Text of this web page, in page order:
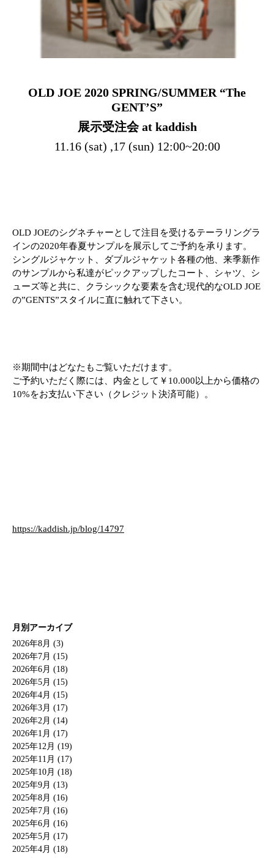
OLD JOE 2020 SPRING/SUMMER “The
GENT’S”
展示受注会 at kaddish
11.16 (sat) ,17 (sun) 12:00~20:00
OLD JOEのシグネチャーとして注目を受けるテーラリングラ
インの2020年春夏サンプルを展示してご予約を承ります。
シングルジャケット、ダブルジャケット各種の他、来季新作
のサンプルから私達がピックアップしたコート、シャツ、シ
ューズ等と共に、クラシックな要素を含む現代的なOLD JOE
の”GENTS”スタイルに直に触れて下さい。
※期間中はどなたもご覧いただけます。
ご予約いただく際には、内金として￥10.000以上から価格の
10%をお支払い下さい（クレジット決済可能）。
https://kaddish.jp/blog/14797
月別アーカイブ
2026年8月 (3)
2026年7月 (15)
2026年6月 (18)
2026年5月 (15)
2026年4月 (15)
2026年3月 (17)
2026年2月 (14)
2026年1月 (17)
2025年12月 (19)
2025年11月 (17)
2025年10月 (18)
2025年9月 (13)
2025年8月 (16)
2025年7月 (16)
2025年6月 (16)
2025年5月 (17)
2025年4月 (18)